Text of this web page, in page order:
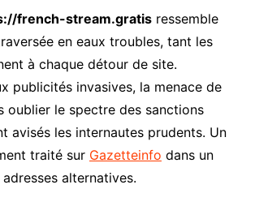
french-stream.gratisressemble
en eaux troubles, tant les
à chaque détour de site.
publicités invasives, la menace de
oublier le spectre des sanctions
avisés les internautes prudents. Un
traité sur Gazetteinfo dans un
alternatives.